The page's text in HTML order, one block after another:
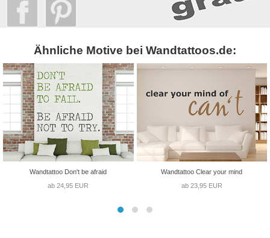
Ähnliche Motive bei Wandtattoos.de:
Wandtattoo Don't be afraid
ab 24,95 EUR
Wandtattoo Clear your mind
ab 23,95 EUR